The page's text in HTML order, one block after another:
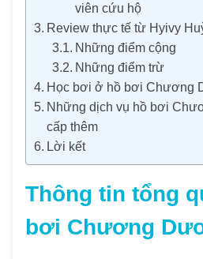
viên cứu hộ
Review thực tế từ Hyivy
Những điểm cộng
Những điểm trừ
Học bơi ở hồ bơi Chương
Những dịch vụ hồ bơi
cấp thêm
Lời kết
Thông tin tổng
bơi Chương